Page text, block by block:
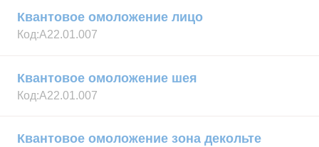
Квантовое омоложение лицо
Код:А22.01.007
Квантовое омоложение шея
Код:А22.01.007
Квантовое омоложение зона декольте